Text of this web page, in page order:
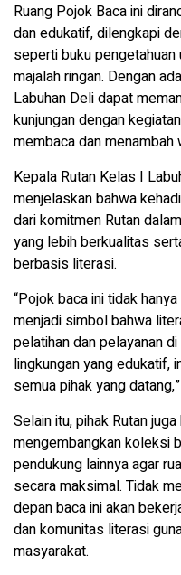
Ruang Pojok Baca ini
dan edukatif, dilengkapi
seperti buku pengetahuan
majalah ringan. Dengan
Labuhan Deli dapat
kunjungan dengan
membaca dan menambah
Kepala Rutan Kelas I
menjelaskan bahwa
dari komitmen Rutan
yang lebih berkualitas
berbasis literasi.
“Pojok baca ini tidak
menjadi simbol bahwa
pelatihan dan pelayanan
lingkungan yang edukatif,
semua pihak yang
Selain itu, pihak Rutan
mengembangkan koleksi
pendukung lainnya agar
secara maksimal. Tidak
depan baca ini akan
dan komunitas literasi
masyarakat.